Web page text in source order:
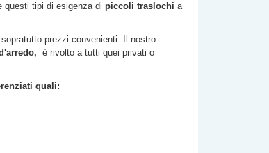
questi tipi di esigenza di piccoli traslochi a
prezzi convenienti. Il nostro
è rivolto a tutti quei privati o
quali: